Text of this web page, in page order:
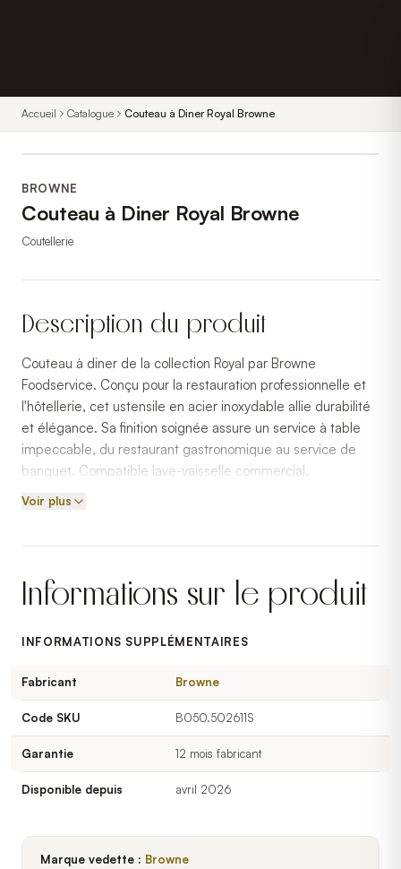
Accueil Catalogue Couteau à Diner Royal Browne
BROWNE
Couteau à Diner Royal Browne
Coutellerie
Description du produit
Couteau à diner de la collection Royal par Browne
Foodservice. Conçu pour la restauration professionnelle et
l'hôtellerie, cet ustensile en acier inoxydable allie durabilité
et élégance. Sa finition soignée assure un service à table
impeccable, du restaurant gastronomique au service de
banquet. Compatible lave-vaisselle commercial.
Voir plus
Informations sur le produit
INFORMATIONS SUPPLÉMENTAIRES
Fabricant Browne
Code SKU B050.502611S
Garantie 12 mois fabricant
Disponible depuis avril 2026
Marque vedette : Browne